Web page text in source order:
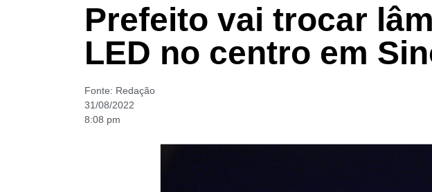
Prefeito vai trocar
LED no centro em
Fonte: Redação
31/08/2022
8:08 pm